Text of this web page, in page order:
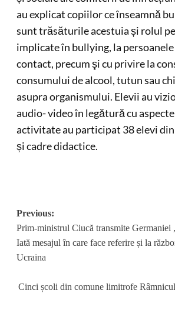
au explicat copiilor ce înseamnă
sunt trăsăturile acestuia și rolul
implicate în bullying, la
contact, precum şi cu privire la
consumului de alcool, tutun sau
asupra organismului. Elevii au
audio- video în legătură cu
activitate au participat 38 elevi din
și cadre didactice.
Post
navigation
Previous:
Prim-ministrul Ciucă transmite Germaniei
Iată mesajul în care face referire și la
Ucraina
Cinci școli din comune limitrofe